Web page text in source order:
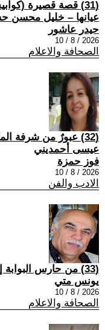
(31) قصة قصيرة
عيانها – خليل محسن
حيدر عاشور
2026 / 8 / 10
الصحافة والاعلام
(32) عبورٌ من شرفة
عيسى أحمديني
فوز حمزة
2026 / 8 / 10
الادب والفن
(33) من حارس البوابة إلى حارس الوعي
يونس متي
2026 / 8 / 10
الصحافة والاعلام